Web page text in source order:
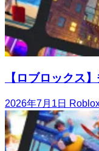
【ロブロックス
2026年7月1日